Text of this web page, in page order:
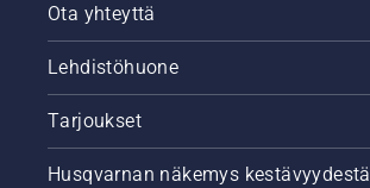
Ota yhteyttä
Lehdistöhuone
Tarjoukset
Husqvarnan näkemys kestävyydestä